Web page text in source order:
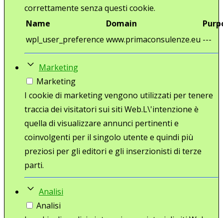
correttamente senza questi cookie.
Name
Domain
wpl_user_preference www.primaconsulenze.eu ---
Marketing
Marketing
I cookie di marketing vengono utilizzati per tenere
traccia dei visitatori sui siti Web.L\'intenzione è
quella di visualizzare annunci pertinenti e
coinvolgenti per il singolo utente e quindi più
preziosi per gli editori e gli inserzionisti di terze
parti.
Analisi
Analisi